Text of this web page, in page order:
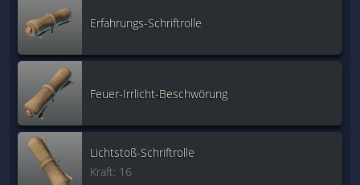
Erfahrungs-Schriftrolle
Feuer-Irrlicht-Beschwörung
Lichtstoß-Schriftrolle
Kraft: 16